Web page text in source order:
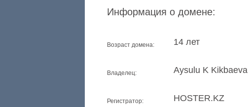
Информация о домене:
Возраст домена: 14 лет
Владелец: Aysulu K Kikbaeva
Регистратор:
HOSTER.KZ